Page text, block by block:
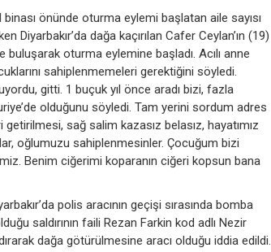
il binası önünde oturma eylemi başlatan aile sayısı
Diyarbakır’da dağa kaçırılan Cafer Ceylan’ın (19)
oturma eylemine başladı. Acılı anne
sahiplenmemeleri gerektiğini söyledi.
gitti. 1 buçuk yıl önce aradı bizi, fazla
olduğunu söyledi. Tam yerini sordum adres
sağ salim kazasız belasız, hayatımız
oğlumuzu sahiplenmesinler. Çocuğum bizi
Benim ciğerimi koparanın ciğeri kopsun bana
polis aracının geçişi sırasında bomba
saldırının faili Rezan Farkin kod adlı Nezir
dağa götürülmesine aracı olduğu iddia edildi.